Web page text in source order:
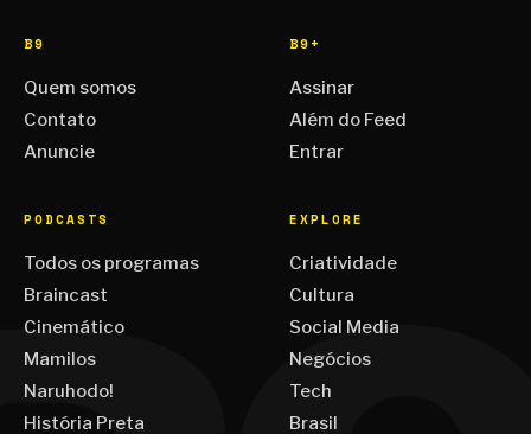
B9
Quem somos
Contato
Anuncie
B9+
Assinar
Além do Feed
Entrar
PODCASTS
Todos os programas
Braincast
Cinemático
Mamilos
Naruhodo!
História Preta
EXPLORE
Criatividade
Cultura
Social Media
Negócios
Tech
Brasil